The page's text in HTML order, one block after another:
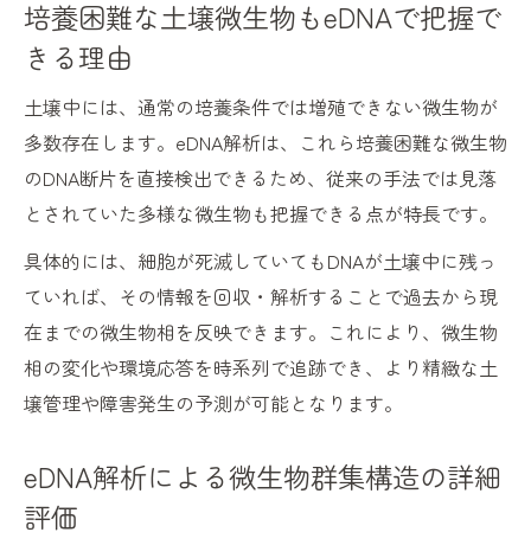
培養困難な土壌微生物もeDNAで把握で
きる理由
土壌中には、通常の培養条件では増殖できない微生物が
多数存在します。eDNA解析は、これら培養困難な微生物
のDNA断片を直接検出できるため、従来の手法では見落
とされていた多様な微生物も把握できる点が特長です。
具体的には、細胞が死滅していてもDNAが土壌中に残っ
ていれば、その情報を回収・解析することで過去から現
在までの微生物相を反映できます。これにより、微生物
相の変化や環境応答を時系列で追跡でき、より精緻な土
壌管理や障害発生の予測が可能となります。
eDNA解析による微生物群集構造の詳細
評価